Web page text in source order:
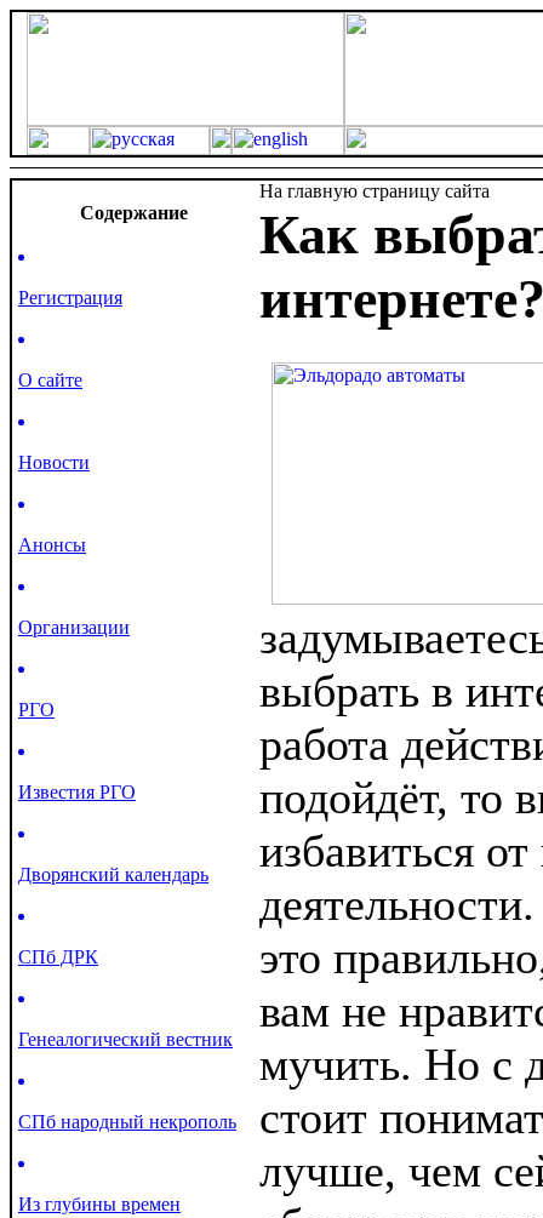
Cодержание
Регистрация
О сайте
Новости
Анонсы
Организации
РГО
Известия РГО
Дворянский календарь
СПб ДРК
Генеалогический вестник
СПб народный некрополь
Из глубины времен
На главную страницу сайта
Как
выбрать в
работа
подойдёт, то
избавиться
это
вам не
мучить. Но с
стоит
лучше, чем